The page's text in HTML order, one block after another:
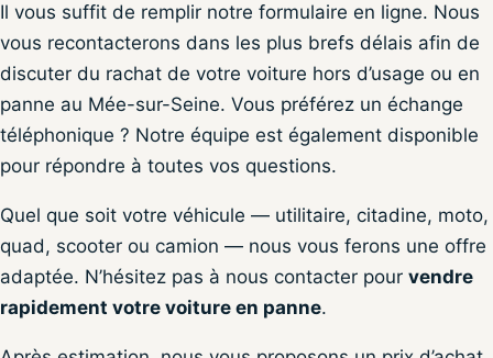
Il vous suffit de remplir notre formulaire en ligne. Nous
vous recontacterons dans les plus brefs délais afin de
discuter du rachat de votre voiture hors d’usage ou en
panne au Mée-sur-Seine. Vous préférez un échange
téléphonique ? Notre équipe est également disponible
pour répondre à toutes vos questions.
Quel que soit votre véhicule — utilitaire, citadine, moto,
quad, scooter ou camion — nous vous ferons une offre
adaptée. N’hésitez pas à nous contacter pour vendre
rapidement votre voiture en panne.